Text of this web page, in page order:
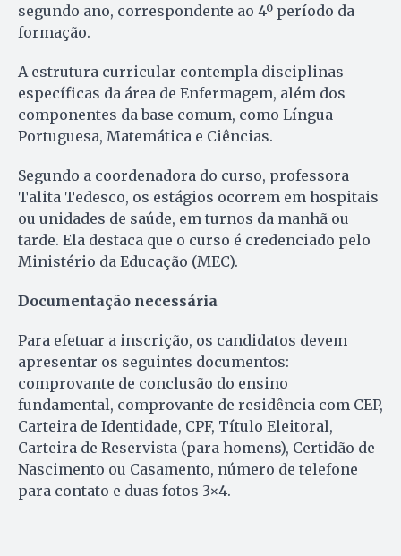
segundo ano, correspondente ao 4º período da
formação.
A estrutura curricular contempla disciplinas
específicas da área de Enfermagem, além dos
componentes da base comum, como Língua
Portuguesa, Matemática e Ciências.
Segundo a coordenadora do curso, professora
Talita Tedesco, os estágios ocorrem em hospitais
ou unidades de saúde, em turnos da manhã ou
tarde. Ela destaca que o curso é credenciado pelo
Ministério da Educação (MEC).
Documentação necessária
Para efetuar a inscrição, os candidatos devem
apresentar os seguintes documentos:
comprovante de conclusão do ensino
fundamental, comprovante de residência com CEP,
Carteira de Identidade, CPF, Título Eleitoral,
Carteira de Reservista (para homens), Certidão de
Nascimento ou Casamento, número de telefone
para contato e duas fotos 3×4.